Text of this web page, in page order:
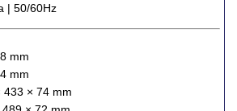
| 50/60Hz
mm
mm
433 × 74 mm